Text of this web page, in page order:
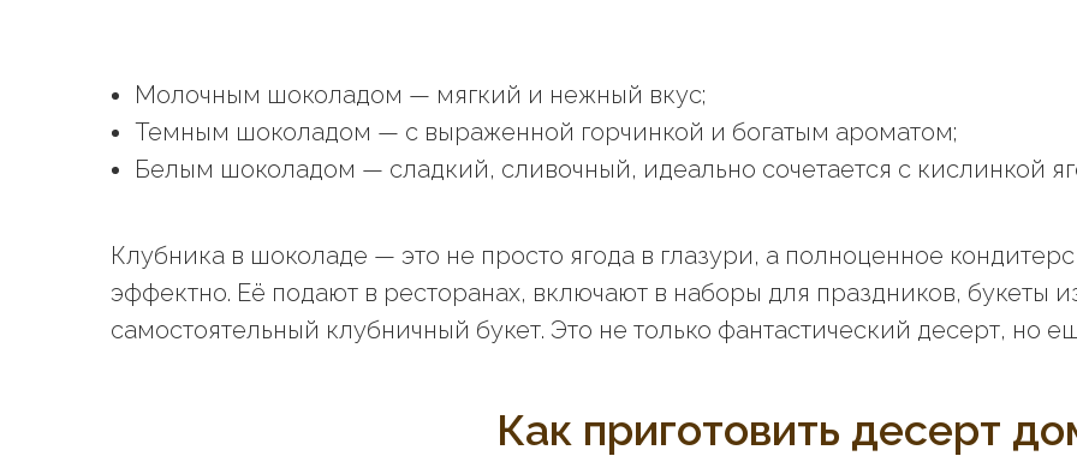
Молочным шоколадом — мягкий и нежный вкус;
Темным шоколадом — с выраженной горчинкой и богатым ароматом;
Белым шоколадом — сладкий, сливочный, идеально сочетается с кислинкой
Клубника в шоколаде — это не просто ягода в глазури, а полноценное
эффектно. Её подают в ресторанах, включают в наборы для праздников, букеты
самостоятельный клубничный букет. Это не только фантастический десерт, но
Как приготовить десерт